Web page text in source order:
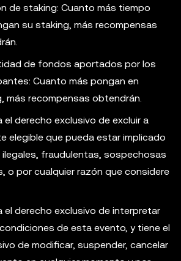
de staking: Cuanto más tiempo
su staking, más recompensas
de fondos aportados por los
Cuanto más pongan en
más recompensas obtendrán.
el derecho exclusivo de excluir a
elegible que pueda estar implicado
fraudulentas, sospechosas
o por cualquier razón que considere
el derecho exclusivo de interpretar
de esta evento, y tiene el
de modificar, suspender, cancelar